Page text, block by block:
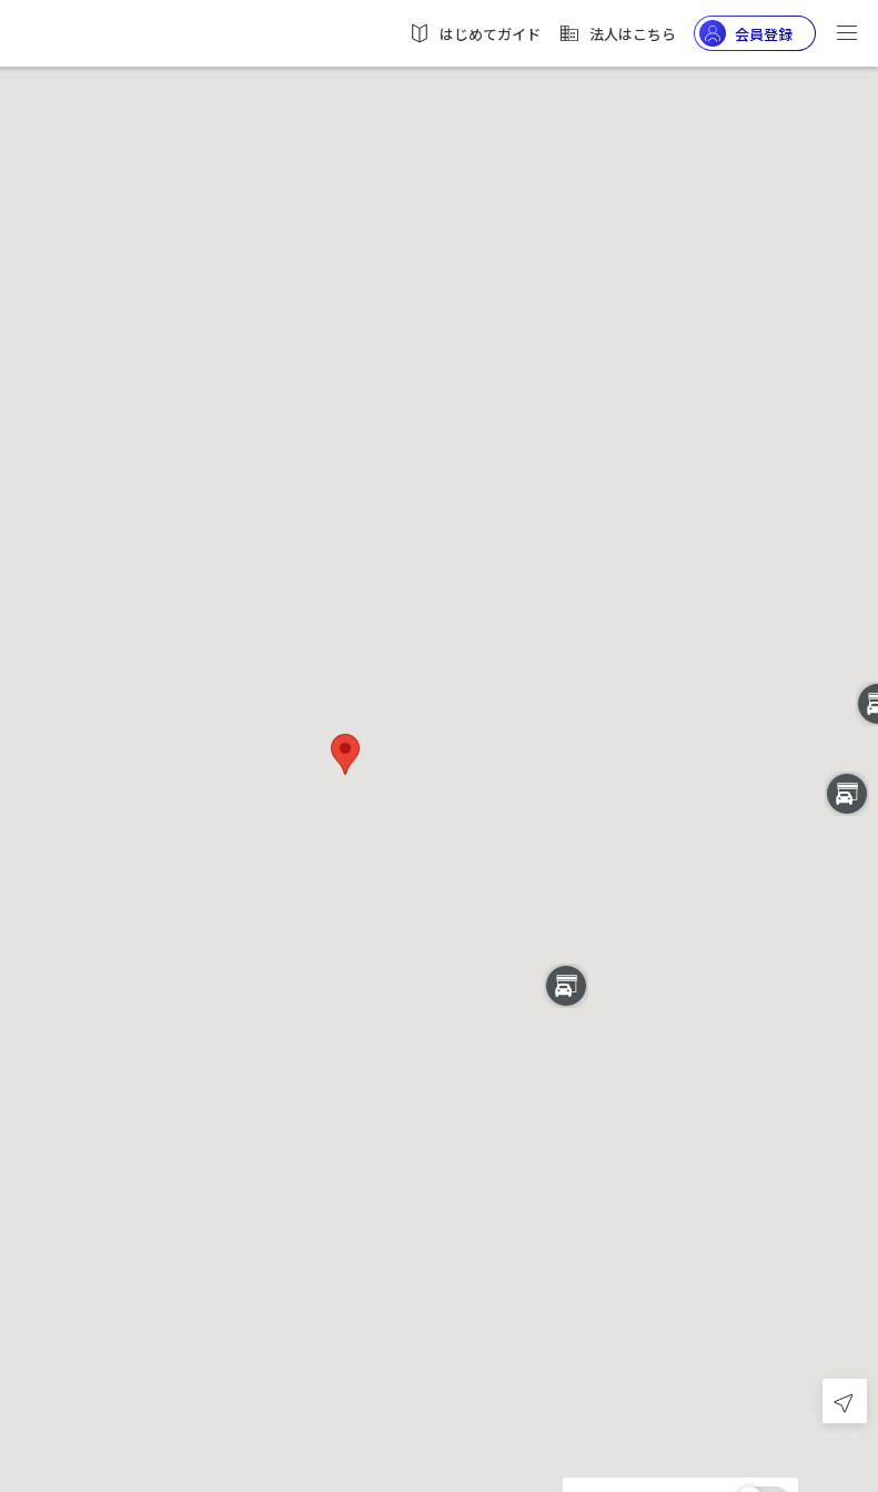
はじめてガイド 法人はこちら 会員登録